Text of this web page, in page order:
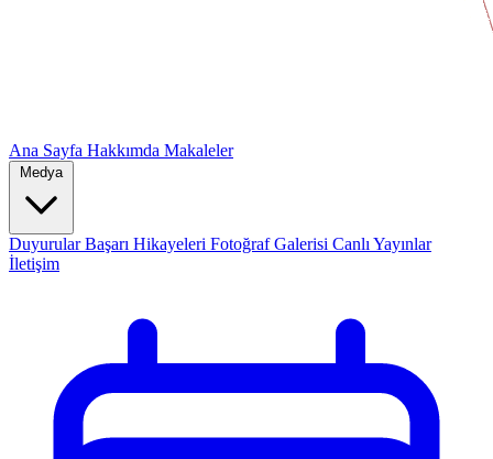
Ana Sayfa Hakkımda Makaleler
Medya
DuyurularBaşarı Hikayeleri Fotoğraf Galerisi Canlı Yayınlar
İletişim